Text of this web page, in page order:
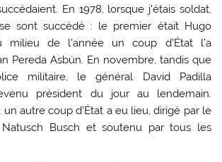
En 1978, lorsque j’étais soldat,
sont succédé : le premier était Hugo
milieu de l’année un coup d’État l’a
Pereda Asbún. En novembre, tandis que
militaire, le général David Padilla
président du jour au lendemain.
un autre coup d’État a eu lieu, dirigé par le
Busch et soutenu par tous les